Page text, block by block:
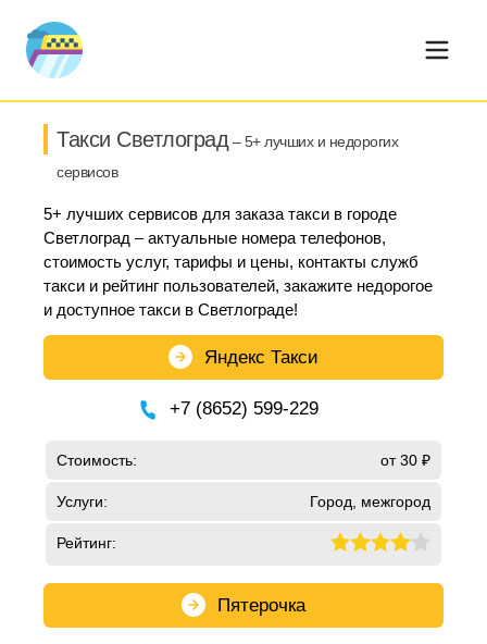
Такси Светлоград – 5+ лучших и недорогих
сервисов
5+ лучших сервисов для заказа такси в городе
Светлоград – актуальные номера телефонов,
стоимость услуг, тарифы и цены, контакты служб
такси и рейтинг пользователей, закажите недорогое
и доступное такси в Светлограде!
Яндекс Такси
+7 (8652) 599-229
Стоимость: от 30 ₽
Услуги: Город, межгород
Рейтинг:
Пятерочка